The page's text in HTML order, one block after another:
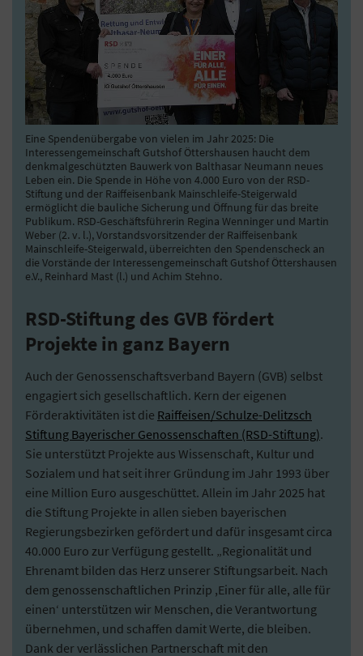
Eine Spendenübergabe von vielen im Jahr 2025: Die
Interessengemeinschaft Gutshof Öttershausen haucht dem
denkmalgeschützten Bauwerk von Balthasar Neumann neues
Leben ein. Die Spende in Höhe von 4.000 Euro von der RSD-
Stiftung und der Raiffeisenbank Mainschleife-Steigerwald
ermöglicht die bauliche Sicherung und Öffnung für das breite
Publikum. RSD-Geschäftsführerin Regina Wenninger und Martin
Weber (2. v. l.), Vorstandsvorsitzender der Raiffeisenbank
Mainschleife-Steigerwald, überreichten den Spendenscheck an
die Vorstände der Interessengemeinschaft Gutshof Öttershausen
e.V., Reinhard Mast (l.) und Achim Stehno.
RSD-Stiftung des GVB fördert
Projekte in ganz Bayern
Auch der Genossenschaftsverband Bayern (GVB) selbst
engagiert sich gesellschaftlich. Kern der eigenen
Förderaktivitäten ist die Raiffeisen/Schulze-Delitzsch
Stiftung Bayerischer Genossenschaften (RSD-Stiftung).
Sie unterstützt Projekte aus Wissenschaft, Kultur und
Sozialem und hat seit ihrer Gründung im Jahr 1993 über
eine Million Euro ausgeschüttet. Allein im Jahr 2025 hat
die Stiftung Projekte in allen sieben bayerischen
Regierungsbezirken gefördert und dafür insgesamt circa
40.000 Euro zur Verfügung gestellt. „Regionalität und
Ehrenamt bilden das Herz unserer Stiftungsarbeit. Nach
dem genossenschaftlichen Prinzip ,Einer für alle, alle für
einen‘ unterstützen wir Menschen, die Verantwortung
übernehmen, und schaffen damit Werte, die bleiben.
Dank der verlässlichen Partnerschaft mit den